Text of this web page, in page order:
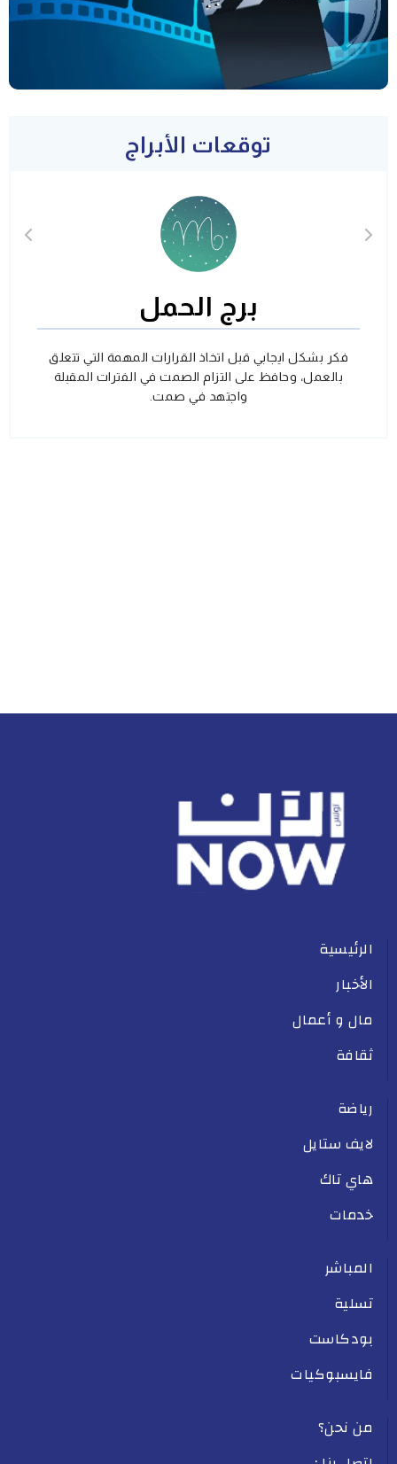
توقعات الأبراج
برج الحمل
فكر بشكل ايجابي قبل اتخاذ القرارات المهمة التي تتعلق
بالعمل، وحافظ على التزام الصمت في الفترات المقبلة
واجتهد في صمت.
الرئيسية
الأخبار
مال و أعمال
ثقافة
رياضة
لايف ستايل
هاي تاك
خدمات
المباشر
تسلية
بودكاست
فايسبوكيات
من نحن؟